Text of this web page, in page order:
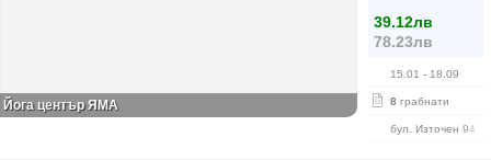
39.12лв
78.23лв
15.01 - 18.09
8 грабнати
бул. Източен 94
Йога център ЯМА